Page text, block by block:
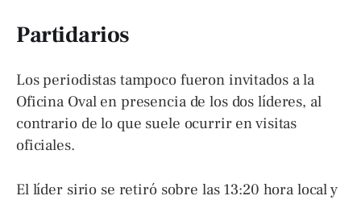
Partidarios
Los periodistas tampoco fueron invitados a la
Oficina Oval en presencia de los dos líderes, al
contrario de lo que suele ocurrir en visitas
oficiales.
El líder sirio se retiró sobre las 13:20 hora local y